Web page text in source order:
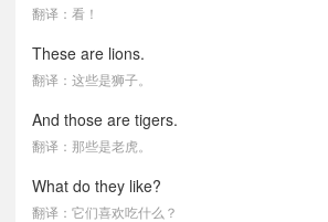
翻译：看！
These are lions.
翻译：这些是狮子。
And those are tigers.
翻译：那些是老虎。
What do they like?
翻译：它们喜欢吃什么？